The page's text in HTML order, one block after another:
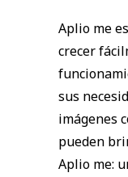
Aplio me
crecer
sus
imágenes
pueden
Aplio me: